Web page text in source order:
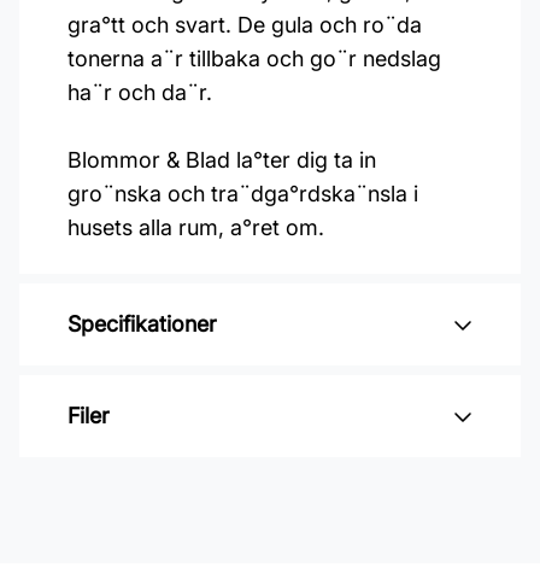
gra°tt och svart. De gula och ro¨da
tonerna a¨r tillbaka och go¨r nedslag
ha¨r och da¨r.
Blommor & Blad la°ter dig ta in
gro¨nska och tra¨dga°rdska¨nsla i
husets alla rum, a°ret om.
Specifikationer
Varumärke: Duro
Filer